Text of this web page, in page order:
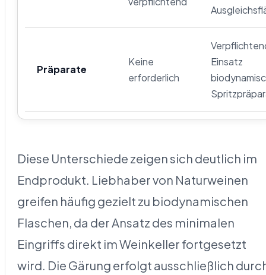
Präparate
Keine
erforderlich
Einsatz
Diese Unterschiede zeigen sich deutlich im
Endprodukt. Liebhaber von Naturweinen
greifen häufig gezielt zu biodynamischen
Flaschen, da der Ansatz des minimalen
Eingriffs direkt im Weinkeller fortgesetzt
wird. Die Gärung erfolgt ausschließlich